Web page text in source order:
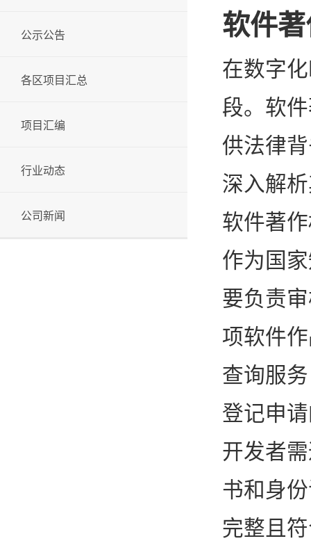
软件
在数字
段。软
供法律
深入解
软件著
作为国
要负责
项软件
查询服
登记申
开发者
书和身
完整且
公示公告
各区项目汇总
项目汇编
行业动态
公司新闻